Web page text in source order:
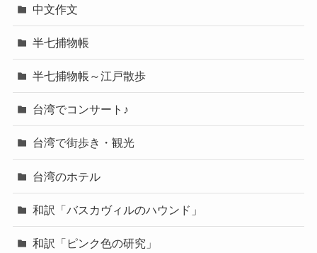
中文作文
半七捕物帳
半七捕物帳～江戸散歩
台湾でコンサート♪
台湾で街歩き・観光
台湾のホテル
和訳「バスカヴィルのハウンド」
和訳「ピンク色の研究」